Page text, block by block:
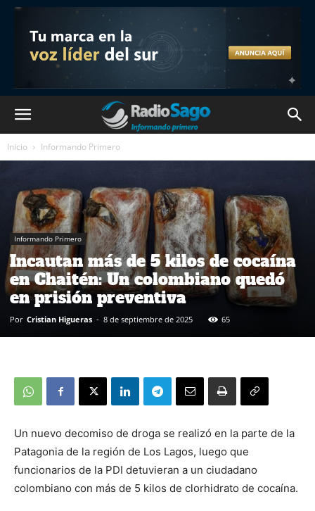
Inicio Informando Primero
Informando Primero
Incautan más de 5 kilos de cocaína
en Chaitén: Un colombiano quedó
en prisión preventiva
Por Cristian Higueras - 8 de septiembre de 2025 65
Un nuevo decomiso de droga se realizó en la parte de la
Patagonia de la región de Los Lagos, luego que
funcionarios de la PDI detuvieran a un ciudadano
colombiano con más de 5 kilos de clorhidrato de cocaína.